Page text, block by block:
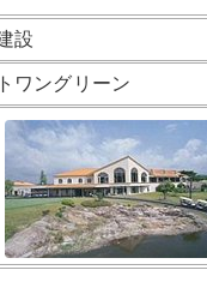
設
ワングリーン